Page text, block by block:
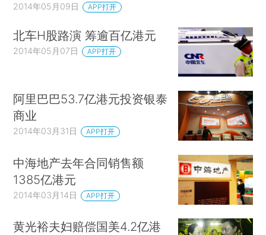
2014年05月09日 APP打开
北车H股路演 筹逾百亿港元
2014年05月07日 APP打开
阿里巴巴53.7亿港元投资银泰
商业
2014年03月31日 APP打开
中海地产去年合同销售额
1385亿港元
2014年03月14日 APP打开
黄光裕夫妇赔偿国美4.2亿港